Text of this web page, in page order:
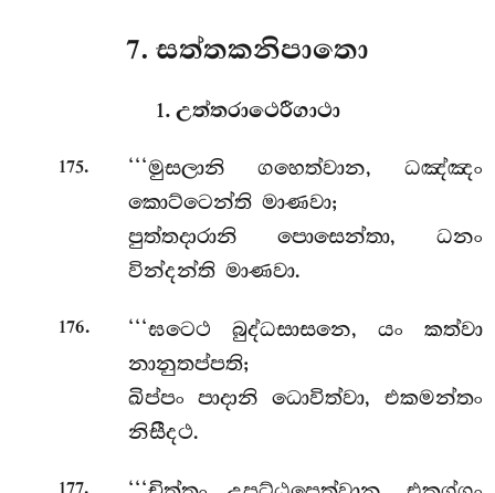
7. සත්තකනිපාතො
1. උත්තරාථෙරීගාථා
175. ‘‘‘මුසලානිගහෙත්වාන, ධඤ්ඤං
කොට්ටෙන්ති මාණවා;
පුත්තදාරානි පොසෙන්තා, ධනං
වින්දන්ති මාණවා.
176. ‘‘‘ඝටෙථ බුද්ධසාසනෙ, යං කත්වා
නානුතප්පති;
ඛිප්පං පාදානි ධොවිත්වා, එකමන්තං
නිසීදථ.
.